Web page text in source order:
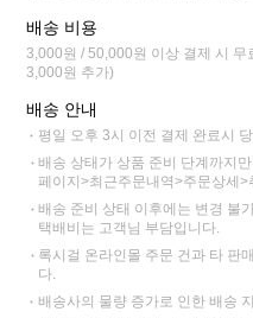
배송 비용
3,000원 / 50,000원 이상 결제 시
3,000원 추가)
배송 안내
평일 오후 3시 이전 결제 완료시
배송 상태가 상품 준비 단계까지
페이지>최근주문내역>주문상세
배송 준비 상태 이후에는 변경 불
택배비는 고객님 부담입니다.
록시걸 온라인몰 주문 건과 타 판
다.
배송사의 물량 증가로 인한 배송